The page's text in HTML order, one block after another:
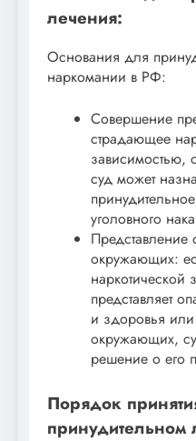
лечения:
Основания для
наркомании в РФ:
Совершение
страдающее
зависимостью,
суд может
уголовного
Представление
окружающих:
наркотической
представляет
и здоровья
окружающих,
решение о его
Порядок
принудительном